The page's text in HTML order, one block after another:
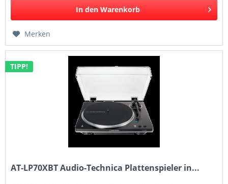
In den Warenkorb
Merken
TIPP!
AT-LP70XBT Audio-Technica Plattenspieler in...